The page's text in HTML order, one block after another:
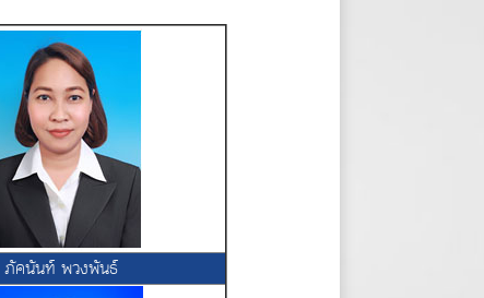
ภัคนันท์ พวงพันธ์